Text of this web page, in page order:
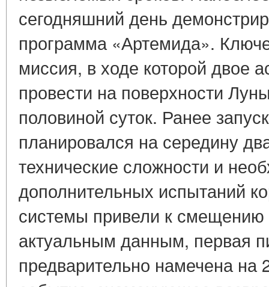
сегодняшний день
программа «Артемида».
миссия, в ходе которой двое
провести на поверхности
половиной суток. Ранее
планировался на середину
технические сложности и
дополнительных испытаний
системы привели к смещению
актуальным данным, первая
предварительно намечена на